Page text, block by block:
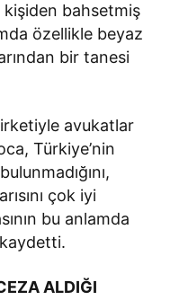
bahsetmiş
özellikle beyaz
bir tanesi
avukatlar
Türkiye’nin
çok iyi
bu anlamda
ALDIĞI